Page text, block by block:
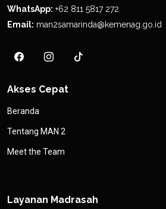
WhatsApp: +62 811 5817 272
Email: man2samarinda@kemenag.go.id
Akses Cepat
Beranda
Tentang MAN 2
Meet the Team
Layanan Madrasah